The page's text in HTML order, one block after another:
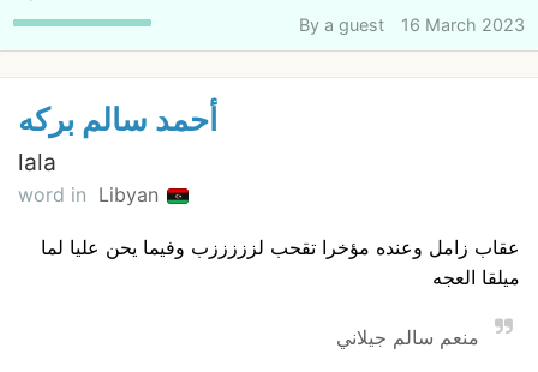
By a guest 16 March 2023
أحمد سالم بركه
lala
word in Libyan
عقاب زامل وعنده مؤخرا تقحب لزززززب وفيما يحن عليا لما
ميلقا العجه
منعم سالم جيلاني